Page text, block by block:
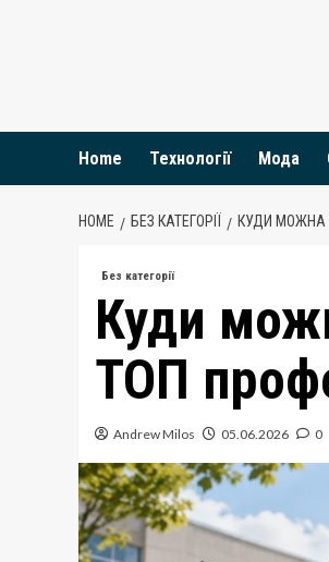
Home Технології Мода
HOME БЕЗ КАТЕГОРІЇ КУДИ МОЖНА
Без категорії
Куди
ТОП
Andrew Milos 05.06.2026 0